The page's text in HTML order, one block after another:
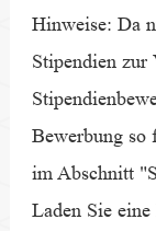
Hinweise: Da
Stipendien zur
Bewerbung so
im Abschnitt
Laden Sie